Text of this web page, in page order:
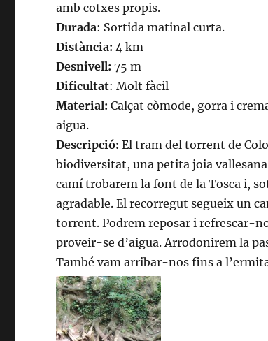
amb cotxes propis.
Durada: Sortida matinal curta.
Distància:4 km
Desnivell:75 m
Dificultat: Molt fàcil
Material:Calçat còmode, gorra i
aigua.
Descripció:El tram del torrent de
biodiversitat, una petita joia
camí trobarem la font de la Tosca i,
agradable. El recorregut segueix un
torrent. Podrem reposar i refrescar-
proveir-se d’aigua. Arrodonirem la
També vam arribar-nos fins a